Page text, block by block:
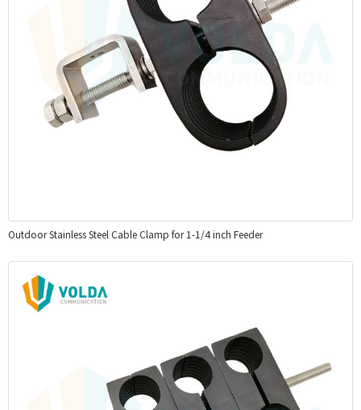
Outdoor Stainless Steel Cable Clamp for 1-1/4 inch Feeder